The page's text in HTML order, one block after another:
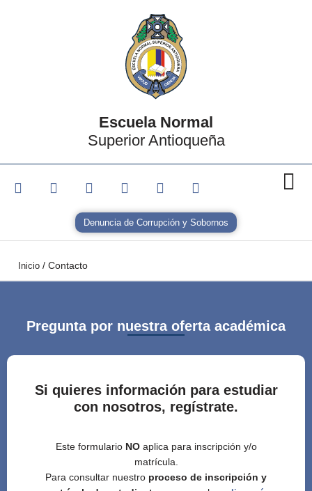
Escuela Normal
Superior Antioqueña
Denuncia de Corrupción y Sobornos
Inicio / Contacto
Pregunta por nuestra oferta académica
Si quieres información para estudiar
con nosotros, regístrate.
Este formulario NOaplica para inscripción y/o
matrícula.
Para consultar nuestro proceso de inscripción y